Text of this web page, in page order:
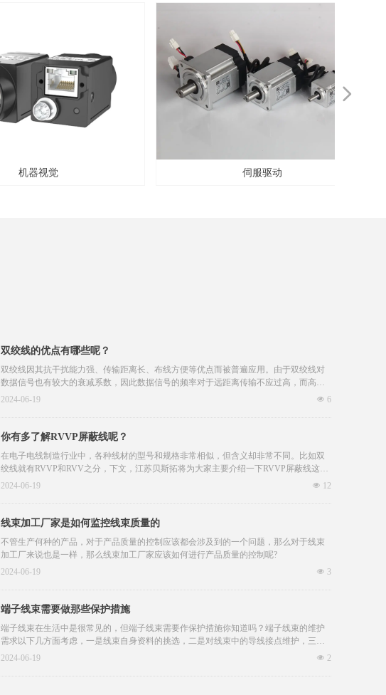
机器视觉 伺服驱动
넲
双绞线的优点有哪些呢？
双绞线因其抗干扰能力强、传输距离长、布线方便等优点而被普遍应用。由于双绞线对
数据信号也有较大的衰减系数，因此数据信号的频率对于远距离传输不应过高，而高速
数据信号，如以太网接口，只限于100m。
넶 6
2024-06-19
你有多了解RVVP屏蔽线呢？
在电子电线制造行业中，各种线材的型号和规格非常相似，但含义却非常不同。比如双
绞线就有RVVP和RVV之分，下文，江苏贝斯拓将为大家主要介绍一下RVVP屏蔽线这种
线缆。
넶 12
2024-06-19
线束加工厂家是如何监控线束质量的
不管生产何种的产品，对于产品质量的控制应该都会涉及到的一个问题，那么对于线束
加工厂来说也是一样，那么线束加工厂家应该如何进行产品质量的控制呢?
넶 3
2024-06-19
端子线束需要做那些保护措施
端子线束在生活中是很常见的，但端子线束需要作保护措施你知道吗？端子线束的维护
需求以下几方面考虑，一是线束自身资料的挑选，二是对线束中的导线接点维护，三是
对线束中的孔式端子维护。下面通过这几方面来阐述怎样更好的维护端子线束。
넶 2
2024-06-19